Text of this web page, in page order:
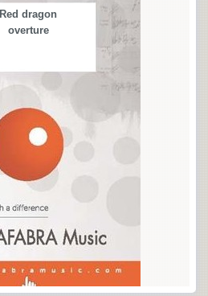
Red dragon
overture